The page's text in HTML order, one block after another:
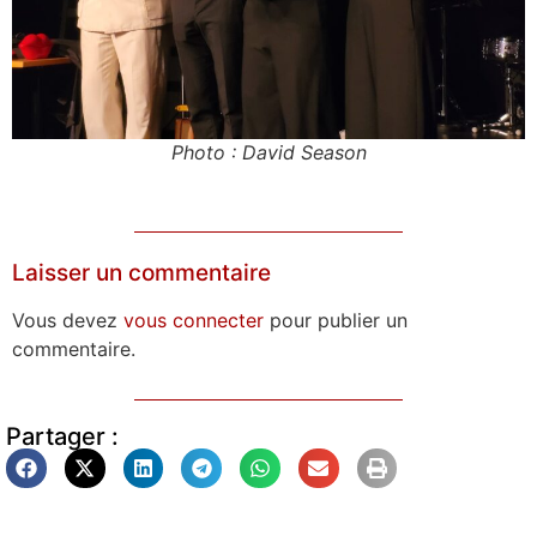
Photo : David Season
Laisser un commentaire
Vous devez vous connecter pour publier un
commentaire.
Partager :